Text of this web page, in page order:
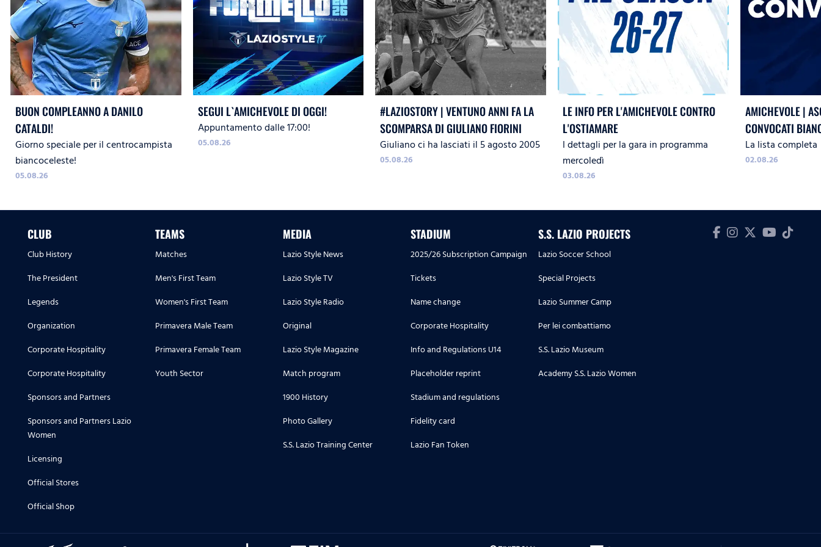
BUON COMPLEANNO A DANILO
CATALDI!
Giorno speciale per il centrocampista
biancoceleste!
05.08.26
SEGUI L`AMICHEVOLE DI OGGI!
Appuntamento dalle 17:00!
05.08.26
#LAZIOSTORY | VENTUNO ANNI FA LA
SCOMPARSA DI GIULIANO FIORINI
Giuliano ci ha lasciati il 5 agosto 2005
05.08.26
LE INFO PER L'AMICHEVOLE CONTRO
L'OSTIAMARE
I dettagli per la gara in programma
mercoledì
03.08.26
AMICHEVOLE |
CONVOCATI
La lista completa
02.08.26
CLUB
Club History
The President
Legends
Organization
Corporate Hospitality
Corporate Hospitality
Sponsors and Partners
Sponsors and Partners Lazio
Women
Licensing
Official Stores
Official Shop
TEAMS
Matches
Men's First Team
Women's First Team
Primavera Male Team
Primavera Female Team
Youth Sector
MEDIA
Lazio Style News
Lazio Style TV
Lazio Style Radio
Original
Lazio Style Magazine
Match program
1900 History
Photo Gallery
S.S. Lazio Training Center
STADIUM
2025/26 Subscription Campaign
Tickets
Name change
Corporate Hospitality
Info and Regulations U14
Placeholder reprint
Stadium and regulations
Fidelity card
Lazio Fan Token
S.S. LAZIO PROJECTS
Lazio Soccer School
Special Projects
Lazio Summer Camp
Per lei combattiamo
S.S. Lazio Museum
Academy S.S. Lazio Women